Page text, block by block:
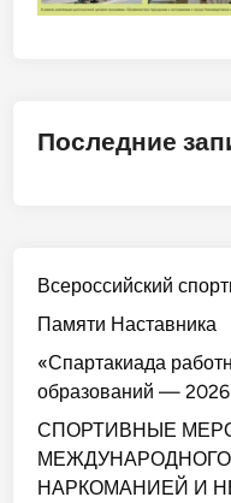
Последние
Всероссийский
Памяти Наставника
«Спартакиада
образований —
СПОРТИВНЫЕ
НАРКОМАНИЕЙ И